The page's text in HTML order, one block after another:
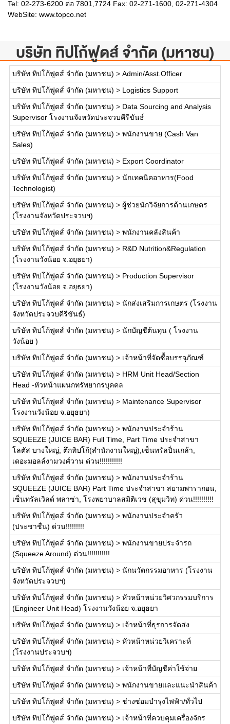
Tel: 02-273-6200 ต่อ 7801,7724 Fax: 02-271-1600, 02-271-4304
WebSite: www.topco.net
บริษัท ทิปโก้ฟูดส์ จำกัด (มหาชน)
บริษัท ทิปโก้ฟูดส์ จำกัด (มหาชน) > Admin/Asst.Officer
บริษัท ทิปโก้ฟูดส์ จำกัด (มหาชน) > Logistics Support
บริษัท ทิปโก้ฟูดส์ จำกัด (มหาชน) > Data Sourcing and Analysis
Supervisor โรงงานจังหวัดประจวบคีรีขันธ์
บริษัท ทิปโก้ฟูดส์ จำกัด (มหาชน) > พนักงานขาย (Cash Van
Sales)
บริษัท ทิปโก้ฟูดส์ จำกัด (มหาชน) > Export Coordinator
บริษัท ทิปโก้ฟูดส์ จำกัด (มหาชน) > นักเทคนิคอาหาร(Food
Technologist)
บริษัท ทิปโก้ฟูดส์ จำกัด (มหาชน) > ผู้ช่วยนักวิจัยการด้านเกษตร
(โรงงานจังหวัดประจวบฯ)
บริษัท ทิปโก้ฟูดส์ จำกัด (มหาชน) > พนักงานคลังสินค้า
บริษัท ทิปโก้ฟูดส์ จำกัด (มหาชน) > R&D Nutrition&Regulation
(โรงงานวังน้อย จ.อยุธยา)
บริษัท ทิปโก้ฟูดส์ จำกัด (มหาชน) > Production Supervisor
(โรงงานวังน้อย จ.อยุธยา)
บริษัท ทิปโก้ฟูดส์ จำกัด (มหาชน) > นักส่งเสริมการเกษตร (โรงงาน
จังหวัดประจวบคีรีขันธ์)
บริษัท ทิปโก้ฟูดส์ จำกัด (มหาชน) > นักบัญชีต้นทุน ( โรงงาน
วังน้อย )
บริษัท ทิปโก้ฟูดส์ จำกัด (มหาชน) > เจ้าหน้าที่จัดซื้อบรรจุภัณฑ์
บริษัท ทิปโก้ฟูดส์ จำกัด (มหาชน) > HRM Unit Head/Section
Head -หัวหน้าแผนกทรัพยากรบุคคล
บริษัท ทิปโก้ฟูดส์ จำกัด (มหาชน) > Maintenance Supervisor
โรงงานวังน้อย จ.อยุธยา)
บริษัท ทิปโก้ฟูดส์ จำกัด (มหาชน) > พนักงานประจำร้าน
SQUEEZE (JUICE BAR) Full Time, Part Time ประจำสาขา
โลตัส บางใหญ่, ตึกทิปโก้(สำนักงานใหญ่),เซ็นทรัลปิ่นเกล้า,
เดอะมอลล์งามวงศ์วาน ด่วน!!!!!!!!!!!
บริษัท ทิปโก้ฟูดส์ จำกัด (มหาชน) > พนักงานประจำร้าน
SQUEEZE (JUICE BAR) Part Time ประจำสาขา สยามพารากอน,
เซ็นทรัลเวิลด์ พลาซ่า, โรงพยาบาลสมิติเวช (สุขุมวิท) ด่วน!!!!!!!!!!
บริษัท ทิปโก้ฟูดส์ จำกัด (มหาชน) > พนักงานประจำครัว
(ประชาชื่น) ด่วน!!!!!!!!!
บริษัท ทิปโก้ฟูดส์ จำกัด (มหาชน) > พนักงานขายประจำรถ
(Squeeze Around) ด่วน!!!!!!!!!!!
บริษัท ทิปโก้ฟูดส์ จำกัด (มหาชน) > นักนวัตกรรมอาหาร (โรงงาน
จังหวัดประจวบฯ)
บริษัท ทิปโก้ฟูดส์ จำกัด (มหาชน) > หัวหน้าหน่วยวิศวกรรมบริการ
(Engineer Unit Head) โรงงานวังน้อย จ.อยุธยา
บริษัท ทิปโก้ฟูดส์ จำกัด (มหาชน) > เจ้าหน้าที่ธุรการจัดส่ง
บริษัท ทิปโก้ฟูดส์ จำกัด (มหาชน) > หัวหน้าหน่วยวิเคราะห์
(โรงงานประจวบฯ)
บริษัท ทิปโก้ฟูดส์ จำกัด (มหาชน) > เจ้าหน้าที่บัญชีค่าใช้จ่าย
บริษัท ทิปโก้ฟูดส์ จำกัด (มหาชน) > พนักงานขายและแนะนำสินค้า
บริษัท ทิปโก้ฟูดส์ จำกัด (มหาชน) > ช่างซ่อมบำรุงไฟฟ้า/ทั่วไป
บริษัท ทิปโก้ฟูดส์ จำกัด (มหาชน) > เจ้าหน้าที่ควบคุมเครื่องจักร